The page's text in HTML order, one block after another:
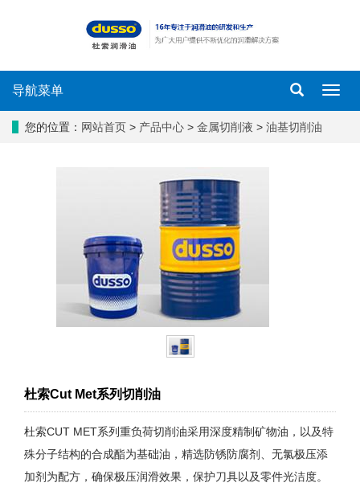
导
导航菜单
您的位置： 网站首页 > 产品中心 > 金属切削液 > 油基切削油
杜索Cut Met系列切削油
杜索CUT MET系列重负荷切削油采用深度精制矿物油，以及特
殊分子结构的合成酯为基础油，精选防锈防腐剂、无氯极压添
加剂为配方，确保极压润滑效果，保护刀具以及零件光洁度。